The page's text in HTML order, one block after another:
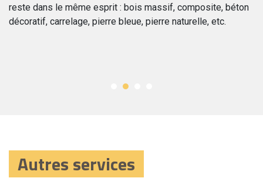
reste dans le même esprit : bois massif, composite, béton
décoratif, carrelage, pierre bleue, pierre naturelle, etc.
Autres services